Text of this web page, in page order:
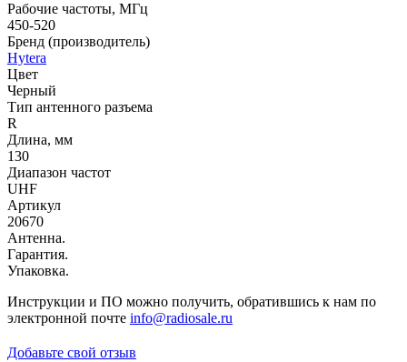
Рабочие частоты, МГц
450-520
Бренд (производитель)
Hytera
Цвет
Черный
Тип антенного разъема
R
Длина, мм
130
Диапазон частот
UHF
Артикул
20670
Антенна.
Гарантия.
Упаковка.
Инструкции и ПО можно получить, обратившись к нам по
электронной почте info@radiosale.ru
Добавьте свой отзыв